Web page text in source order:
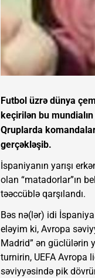
Futbol üzrə dünya
keçirilən bu mundialın
Qruplarda
gerçəkləşib.
İspaniyanın yarışı
olan “matadorlar”ın
təəccüblə qarşılandı.
Bəs nə(lər) idi
eləyim ki, Avropa
Madrid” ən güclülərin
turnirin, UEFA Avropa
səviyyəsində pik